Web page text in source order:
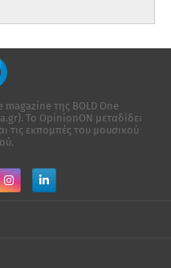
magazine της ΒΟLD One
Το OpinionON μεταδίδει
τις εκπομπές του μουσικού